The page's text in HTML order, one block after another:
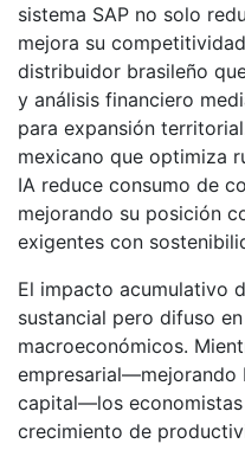
sistema SAP no solo
mejora su
distribuidor brasileño
y análisis financiero
para expansión
mexicano que optimiza
IA reduce consumo de
mejorando su posición
exigentes con
El impacto acumulativo
sustancial pero difuso
macroeconómicos.
empresarial—mejorando
capital—los
crecimiento de